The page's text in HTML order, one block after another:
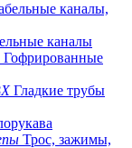
каналы,
каналы
Гофрированные
Гладкие трубы
Трос, зажимы,